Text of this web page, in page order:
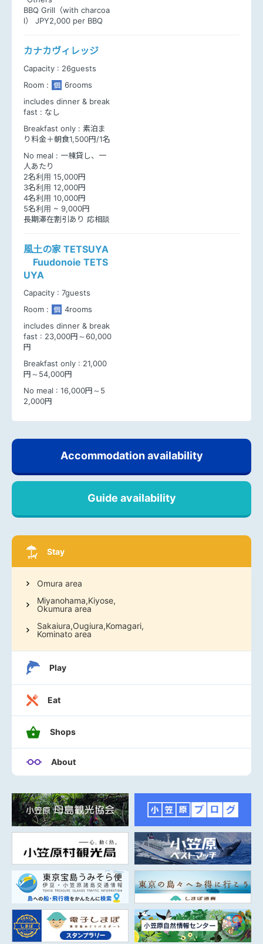
BBQ Grill（with charcoa
l） JPY2,000 per BBQ
カナカヴィレッジ
Capacity : 26guests
Room : 個 6rooms
includes dinner & break
fast : なし
Breakfast only : 素泊ま
り料金＋朝食1,500円/1名
No meal : 一棟貸し、一
人あたり
2名利用 15,000円
3名利用 12,000円
4名利用 10,000円
5名利用 ~ 9,000円
長期滞在割引あり 応相談
風土の家 TETSUYA
Fuudonoie TETS
UYA
Capacity : 7guests
Room : 個 4rooms
includes dinner & break
fast : 23,000円～60,000
円
Breakfast only : 21,000
円～54,000円
No meal : 16,000円～5
2,000円
Accommodation availability
Guide availability
Stay
Omura area
Miyanohama,Kiyose,
Okumura area
Sakaiura,Ougiura,Komagari,
Kominato area
Play
Eat
Shops
About